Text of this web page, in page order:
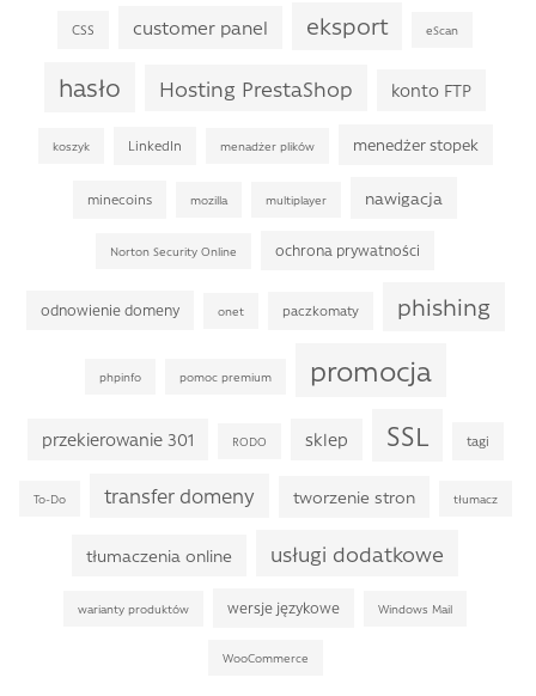
CSS customer panel eksport eScan
hasło Hosting PrestaShop konto FTP
koszyk LinkedIn menadżer plików menedżer stopek
minecoins mozilla multiplayer nawigacja
Norton Security Online ochrona prywatności
odnowienie domeny onet paczkomaty phishing
phpinfo pomoc premium promocja
przekierowanie 301 RODO sklep SSL tagi
To-Do transfer domeny tworzenie stron tłumacz
tłumaczenia online usługi dodatkowe
warianty produktów wersje językowe Windows Mail
WooCommerce